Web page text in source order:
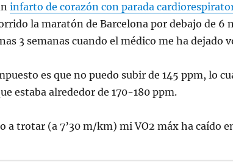
infarto de corazón con parada
la maratón de Barcelona por debajo de 6
3 semanas cuando el médico me ha dejado
es que no puedo subir de 145 ppm, lo
estaba alrededor de 170-180 ppm.
a trotar (a 7’30 m/km) mi VO2 máx ha caído